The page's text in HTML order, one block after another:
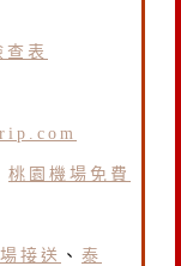
表
桃園機場免費
接送 、 泰